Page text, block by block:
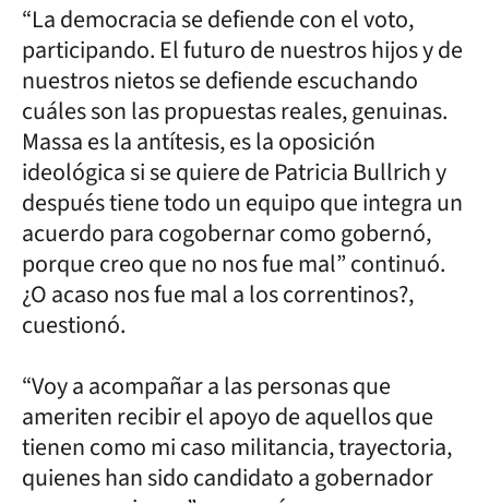
“La democracia se defiende con el voto,
participando. El futuro de nuestros hijos y de
nuestros nietos se defiende escuchando
cuáles son las propuestas reales, genuinas.
Massa es la antítesis, es la oposición
ideológica si se quiere de Patricia Bullrich y
después tiene todo un equipo que integra un
acuerdo para cogobernar como gobernó,
porque creo que no nos fue mal” continuó.
¿O acaso nos fue mal a los correntinos?,
cuestionó.
“Voy a acompañar a las personas que
ameriten recibir el apoyo de aquellos que
tienen como mi caso militancia, trayectoria,
quienes han sido candidato a gobernador